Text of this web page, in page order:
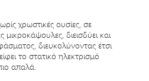
χρωστικές ουσίες, σε
διεισδύει και
διευκολύνοντας έτσι
το στατικό ηλεκτρισμό
απαλά.